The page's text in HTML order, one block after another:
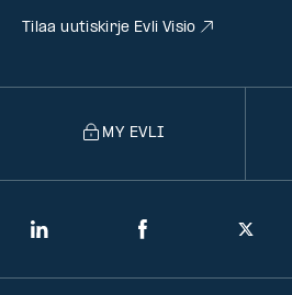
Tilaa uutiskirje Evli Visio
LinkedIn Facebook
MY EVLI